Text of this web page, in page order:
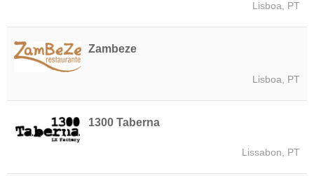
Lisboa, PT
Zambeze
Lisboa, PT
1300 Taberna
Lissabon, PT